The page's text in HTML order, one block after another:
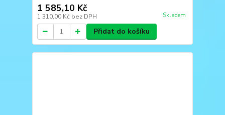
1 585,10 Kč
1 310,00 Kč bez DPH Skladem
Přidat do košíku